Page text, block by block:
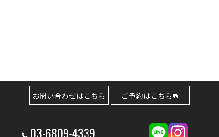
03-6809-4339
お問い合わせはこちら ご予約はこちら